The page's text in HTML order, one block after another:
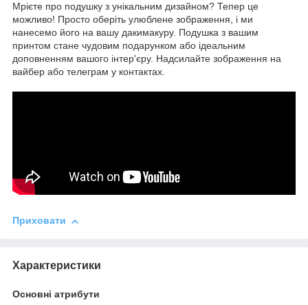
Мрієте про подушку з унікальним дизайном? Тепер це
можливо! Просто оберіть улюблене зображення, і ми
нанесемо його на вашу дакимакуру. Подушка з вашим
принтом стане чудовим подарунком або ідеальним
доповненням вашого інтер'єру. Надсилайте зображення на
вайбер або телеграм у контактах.
Приховати
Характеристики
Основні атрибути